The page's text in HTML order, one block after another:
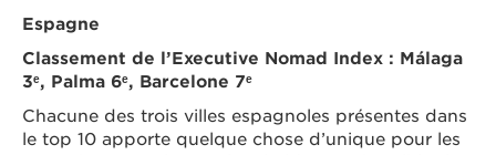
Espagne
Classement de l’Executive Nomad Index : Málaga
3ᵉ, Palma 6ᵉ, Barcelone 7ᵉ
Chacune des trois villes espagnoles présentes dans
le top 10 apporte quelque chose d’unique pour les